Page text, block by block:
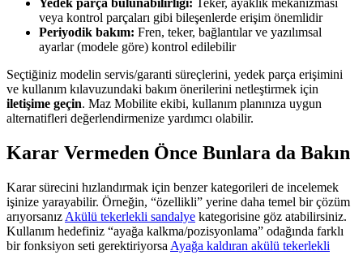
Yedek parça bulunabilirliği: Teker, ayaklık mekanizması
veya kontrol parçaları gibi bileşenlerde erişim önemlidir
Periyodik bakım: Fren, teker, bağlantılar ve yazılımsal
ayarlar (modele göre) kontrol edilebilir
Seçtiğiniz modelin servis/garanti süreçlerini, yedek parça erişimini
ve kullanım kılavuzundaki bakım önerilerini netleştirmek için
iletişime geçin. Maz Mobilite ekibi, kullanım planınıza uygun
alternatifleri değerlendirmenize yardımcı olabilir.
Karar Vermeden Önce Bunlara da Bakın
Karar sürecini hızlandırmak için benzer kategorileri de incelemek
işinize yarayabilir. Örneğin, “özellikli” yerine daha temel bir çözüm
arıyorsanız Akülü tekerlekli sandalye kategorisine göz atabilirsiniz.
Kullanım hedefiniz “ayağa kalkma/pozisyonlama” odağında farklı
bir fonksiyon seti gerektiriyorsa Ayağa kaldıran akülü tekerlekli